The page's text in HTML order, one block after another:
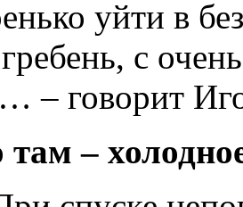
уйти в
с
– говорит
там –